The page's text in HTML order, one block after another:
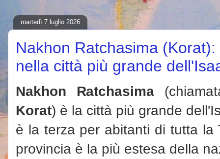
martedì 7 luglio 2026
Nakhon Ratchasima
nella città più grande
Nakhon Ratchasima
Korat) è la città più grande
è la terza per abitanti di tutta la
provincia è la più estesa della